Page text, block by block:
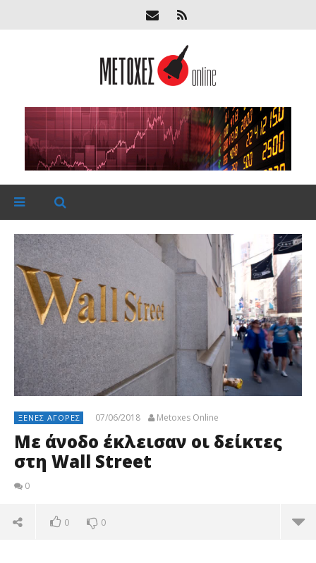
ΞΈΝΕΣ ΑΓΟΡΈΣ 07/06/2018 Metoxes Online
Με άνοδο έκλεισαν οι δείκτες
στη Wall Street
0
0 0